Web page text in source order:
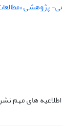
پژوهشی
های مهم